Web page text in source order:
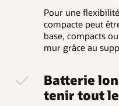
Pour une
compacte peut
base, compacts
mur grâce au
Batterie
tenir tout